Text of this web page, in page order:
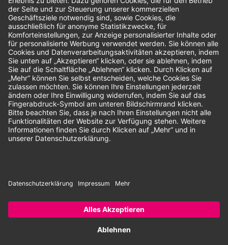
Bewertungen
Unsere Zahlungsarten:
Rechnung SEPA-Lastschrift Vorkasse